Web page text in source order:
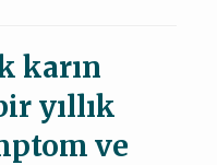
karın
yıllık
ve